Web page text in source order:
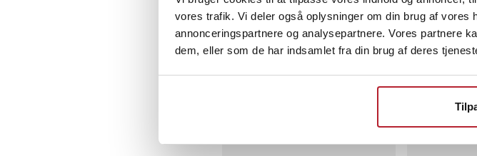
vores trafik. Vi deler også oplysninger om din brug af
annonceringspartnere og analysepartnere. Vores partnere
dem, eller som de har indsamlet fra din brug af deres